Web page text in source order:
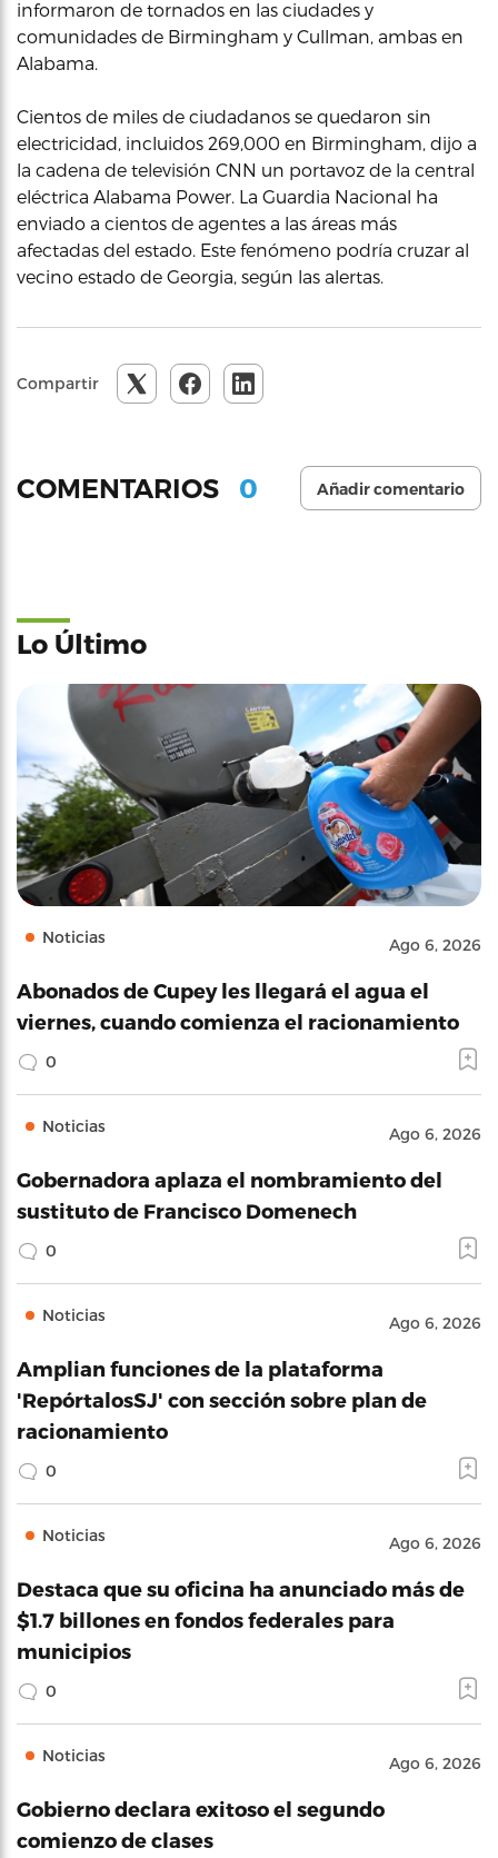
informaron de tornados en las ciudades y
comunidades de Birmingham y Cullman, ambas en
Alabama.
Cientos de miles de ciudadanos se quedaron sin
electricidad, incluidos 269,000 en Birmingham, dijo a
la cadena de televisión CNN un portavoz de la central
eléctrica Alabama Power. La Guardia Nacional ha
enviado a cientos de agentes a las áreas más
afectadas del estado. Este fenómeno podría cruzar al
vecino estado de Georgia, según las alertas.
Compartir
COMENTARIOS 0 Añadir comentario
Lo Último
Noticias Ago 6, 2026
Abonados de Cupey les llegará el agua el
viernes, cuando comienza el racionamiento
0
Noticias Ago 6, 2026
Gobernadora aplaza el nombramiento del
sustituto de Francisco Domenech
0
Noticias Ago 6, 2026
Amplian funciones de la plataforma
'RepórtalosSJ' con sección sobre plan de
racionamiento
0
Noticias Ago 6, 2026
Destaca que su oficina ha anunciado más de
$1.7 billones en fondos federales para
municipios
0
Noticias Ago 6, 2026
Gobierno declara exitoso el segundo
comienzo de clases